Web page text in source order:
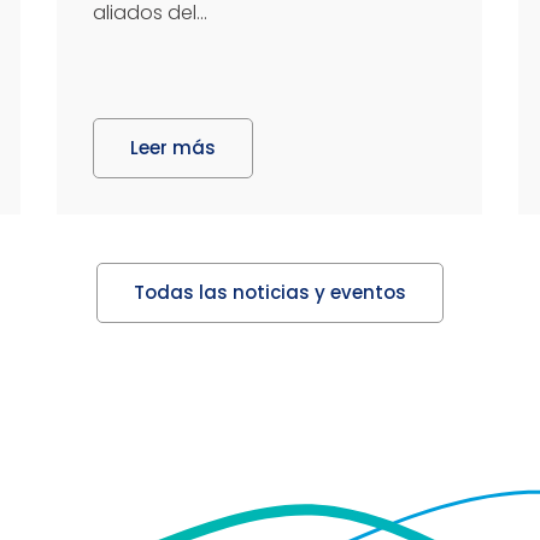
aliados del...
Leer más
Todas las noticias y eventos